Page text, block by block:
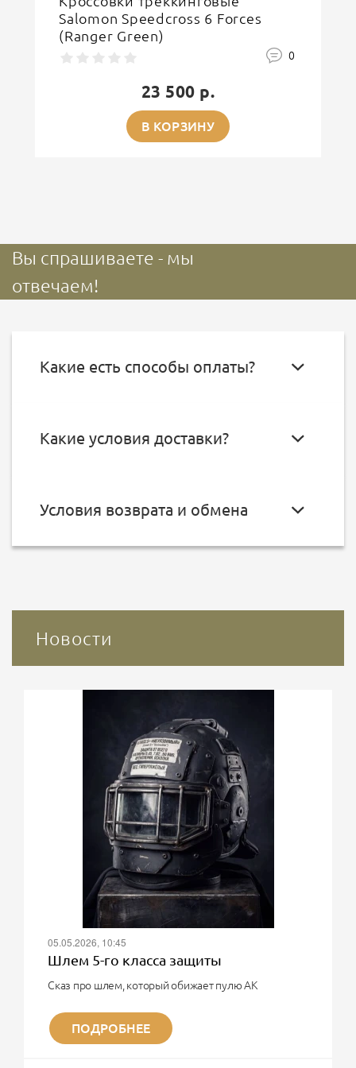
Salomon Speedcross 6 Forces
(Ranger Green)
0
23 500 р.
В КОРЗИНУ
Вы спрашиваете - мы
отвечаем!
Какие есть способы оплаты?
Какие условия доставки?
Условия возврата и обмена
Новости
05.05.2026, 10:45
Шлем 5-го класса защиты
Сказ про шлем, который обижает пулю АК
О, великий воин! Твоя мечта - шлем 5-го класса
защиты?! Тот самый, который в рекламе на
Wildberries и Ozon выдерживает очередь из АК в
ПОДРОБНЕЕ